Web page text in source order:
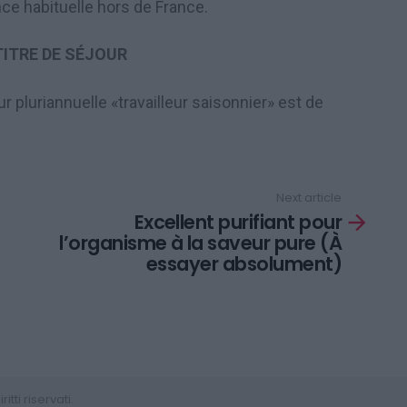
habituelle hors de France.
DE SÉJOUR
pluriannuelle «travailleur saisonnier» est de
Next article
Excellent purifiant pour
l’organisme à la saveur pure (À
essayer absolument)